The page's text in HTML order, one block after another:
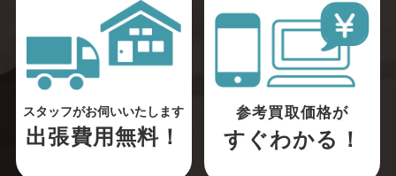
スタッフがお伺いいたします
出張費用無料！
参考買取価格が
すぐわかる！